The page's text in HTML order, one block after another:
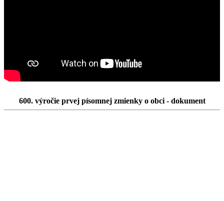
600. výročie prvej písomnej zmienky o obci - dokument